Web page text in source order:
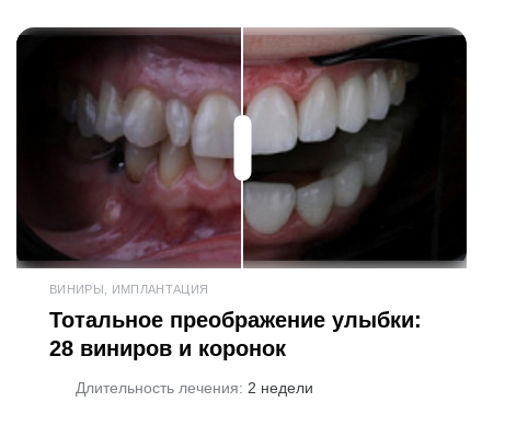
ВИНИРЫ, ИМПЛАНТАЦИЯ
Тотальное преображение улыбки:
28 виниров и коронок
Длительность лечения: 2 недели